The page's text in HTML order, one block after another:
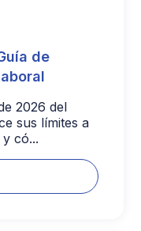
de
2026 del
sus límites a
có...